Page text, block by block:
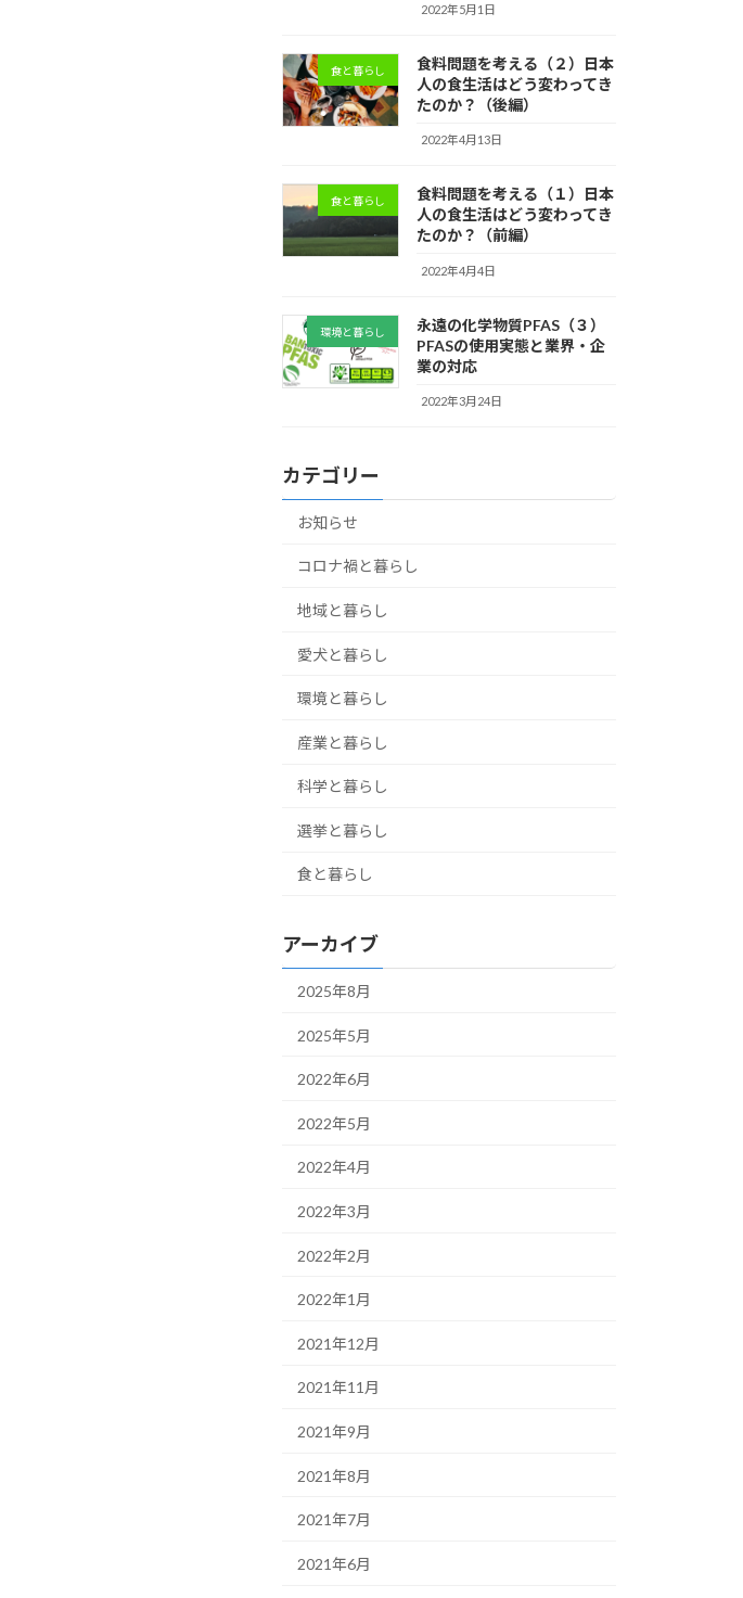
2022年5月1日
食と暮らし
食料問題を考える（２）日本
人の食生活はどう変わってき
たのか？（後編）
2022年4月13日
食と暮らし
食料問題を考える（１）日本
人の食生活はどう変わってき
たのか？（前編）
2022年4月4日
環境と暮らし
永遠の化学物質PFAS（３）
PFASの使用実態と業界・企
業の対応
2022年3月24日
カテゴリー
お知らせ
コロナ禍と暮らし
地域と暮らし
愛犬と暮らし
環境と暮らし
産業と暮らし
科学と暮らし
選挙と暮らし
食と暮らし
アーカイブ
2025年8月
2025年5月
2022年6月
2022年5月
2022年4月
2022年3月
2022年2月
2022年1月
2021年12月
2021年11月
2021年9月
2021年8月
2021年7月
2021年6月